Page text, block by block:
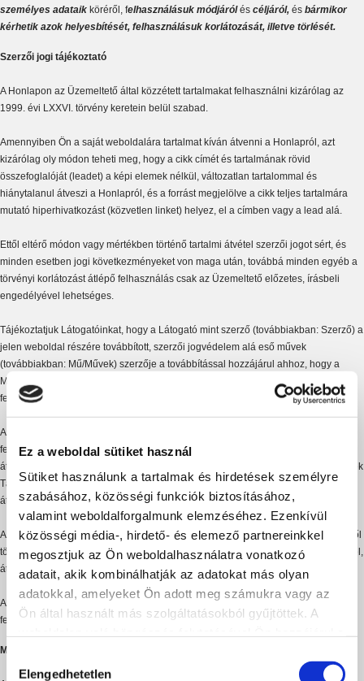
Ez a weboldal sütiket használ
Sütiket használunk a tartalmak és hirdetések személyre
szabásához, közösségi funkciók biztosításához,
valamint weboldalforgalmunk elemzéséhez. Ezenkívül
közösségi média-, hirdető- és elemező partnereinkkel
megosztjuk az Ön weboldalhasználatra vonatkozó
adatait, akik kombinálhatják az adatokat más olyan
adatokkal, amelyeket Ön adott meg számukra vagy az
Ön által használt más szolgáltatásokból gyűjtöttek. A
Hozzájárulás
kiválasztása
Elengedhetetlen
személyes adataik köréről, felhasználásuk módjárólés céljáról, és bármikor
kérhetik azok helyesbítését, felhasználásuk korlátozását, illetve törlését.
Szerzői jogi tájékoztató
A Honlapon az Üzemeltető által közzétett tartalmakat felhasználni kizárólag az
1999. évi LXXVI. törvény keretein belül szabad.
Amennyiben Ön a saját weboldalára tartalmat kíván átvenni a Honlapról, azt
kizárólag oly módon teheti meg, hogy a cikk címét és tartalmának rövid
összefoglalóját (leadet) a képi elemek nélkül, változatlan tartalommal és
hiánytalanul átveszi a Honlapról, és a forrást megjelölve a cikk teljes tartalmára
mutató hiperhivatkozást (közvetlen linket) helyez, el a címben vagy a lead alá.
Ettől eltérő módon vagy mértékben történő tartalmi átvétel szerzői jogot sért, és
minden esetben jogi következményeket von maga után, továbbá minden egyéb a
törvényi korlátozást átlépő felhasználás csak az Üzemeltető előzetes, írásbeli
engedélyével lehetséges.
Tájékoztatjuk Látogatóinkat, hogy a Látogató mint szerző (továbbiakban: Szerző) a
jelen weboldal részére továbbított, szerzői jogvédelem alá eső művek
(továbbiakban: Mű/Művek) szerzője a továbbítással hozzájárul ahhoz, hogy a
Műveket Egyesületünk felhasználja, azokat hasznosítsa, valamint a Művek
felhasználási és vagyoni jogait átruházza.
A Szerző a továbbítással hozzájárul a Művek időben és térben nem korlátozott
felhasználásához, valamint lemond a felhasználási és a vagyoni jogok
átruházásával kapcsolatos jogairól Egyesületünk részére és azok részére, akiknek
Társaságunk felhasználási jogot enged, a felhasználási és/vagy vagyoni jogokat
átruházza.
A Szerző a továbbítással kifejezetten lemond a Műveknek a Egyesületünk részéről
történő további felhasználásával, a felhasználási és vagyoni jogok értékesítésével,
átruházásával kapcsolatos vagy azzal összefüggő bármilyen díjigényéről.
Az érintettek Társaságunktól felvilágosítást és tájékoztatást kérhetnek a Művek
felhasználásáról és további kezeléséről.
Moderálási alapelveink